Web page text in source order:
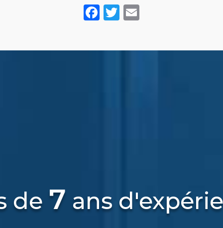
Facebook
Twitter
de 7 ans